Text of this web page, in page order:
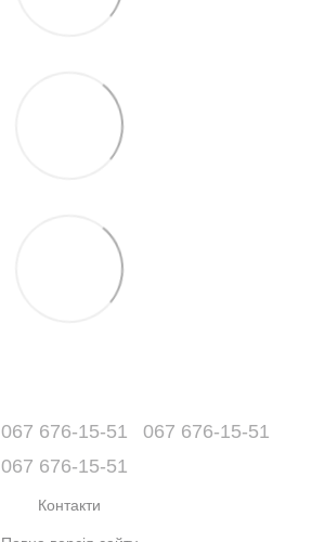
067 676-15-51
067 676-15-51
067 676-15-51
Контакти